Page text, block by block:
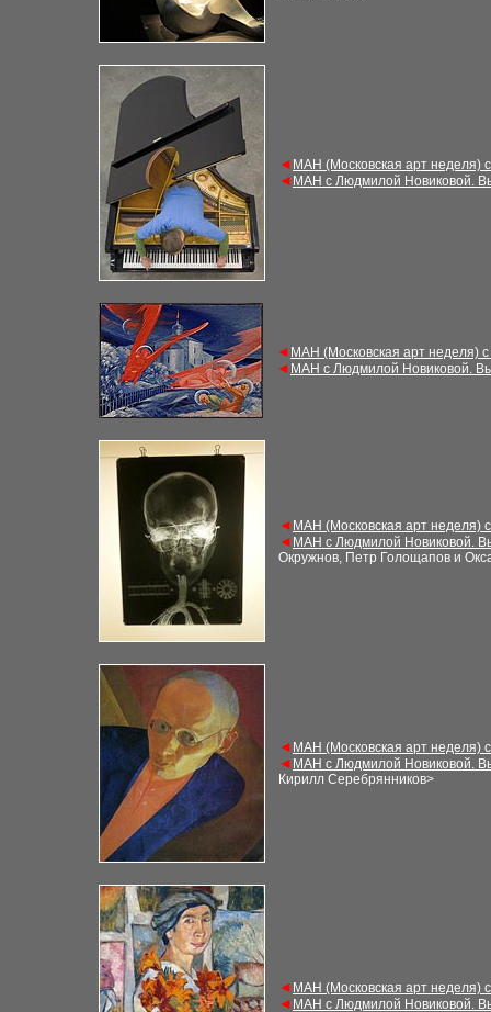
◄ МАН (Московская арт неделя)
◄ МАН с Людмилой Новиковой.
◄ МАН (Московская арт неделя)
◄ МАН с Людмилой Новиковой.
◄ МАН (Московская арт неделя)
◄ МАН с Людмилой Новиковой.
Окружнов, Петр Голощапов и
◄ МАН (Московская арт неделя)
◄ МАН с Людмилой Новиковой.
Кирилл Серебрянников>
◄ МАН (Московская арт неделя)
◄ МАН с Людмилой Новиковой.